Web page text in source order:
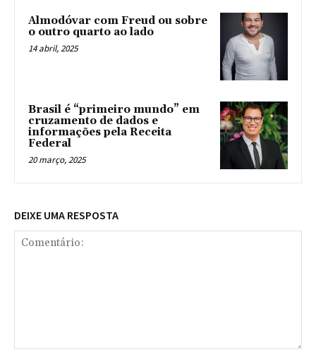
Almodóvar com Freud ou sobre
o outro quarto ao lado
14 abril, 2025
Brasil é “primeiro mundo” em
cruzamento de dados e
informações pela Receita
Federal
20 março, 2025
DEIXE UMA RESPOSTA